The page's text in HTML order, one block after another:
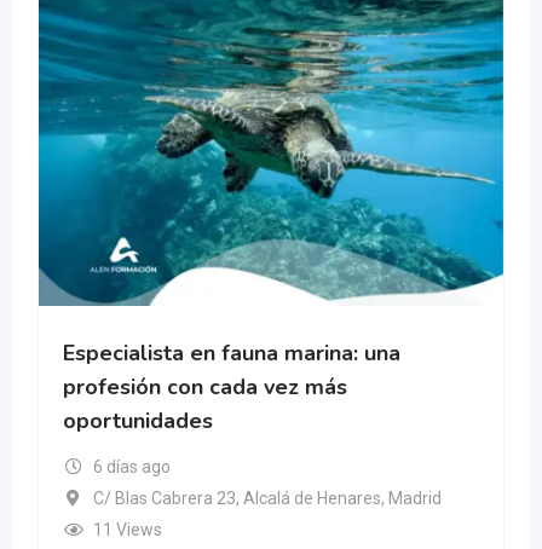
Especialista en fauna marina: una
profesión con cada vez más
oportunidades
6 días ago
C/ Blas Cabrera 23, Alcalá de Henares, Madrid
11 Views